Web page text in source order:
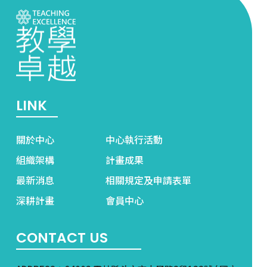
LINK
關於中心
中心執行活動
組織架構
計畫成果
最新消息
相關規定及申請表單
深耕計畫
會員中心
CONTACT US